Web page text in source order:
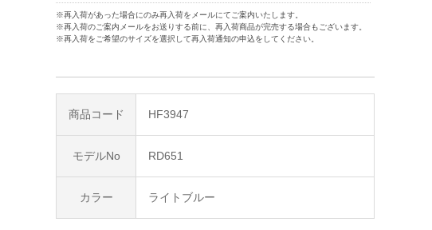
商品コード HF3947
モデルNo RD651
カラー ライトブルー
※再入荷があった場合にのみ再入荷をメールにてご案内いたします。
※再入荷のご案内メールをお送りする前に、再入荷商品が完売する場合もございます。
※再入荷をご希望のサイズを選択して再入荷通知の申込をしてください。